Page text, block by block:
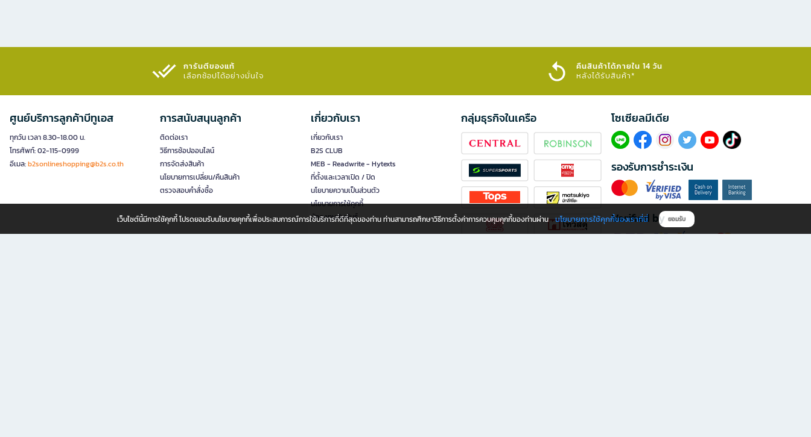
การันตีของแท้
เลือกช้อปได้อย่างมั่นใจ​
คืนสินค้าได้ภายใน 14 วัน
หลังได้รับสินค้า*
ศูนย์บริการลูกค้าบีทูเอส
ทุกวัน เวลา 8.30-18.00 น.
โทรศัพท์: 02-115-0999
อีเมล:b2sonlineshopping@b2s.co.th
การสนับสนุนลูกค้า
ติดต่อเรา
วิธีการช้อปออนไลน์
การจัดส่งสินค้า
นโยบายการเปลี่ยน/คืนสินค้า
ตรวจสอบคำสั่งซื้อ
เกี่ยวกับเรา
เกี่ยวกับเรา
B2S CLUB
MEB - Readwrite - Hytexts
ที่ตั้งและเวลาเปิด / ปิด
นโยบายความเป็นส่วนตัว
นโยบายการใช้คุกกี้
นักลงทุนสัมพันธ์
กลุ่มธุรกิจในเครือ โซเซียลมีเดีย​
รองรับการชำระเงิน
Verified by
เว็บไซต์นี้มีการใช้คุกกี้ โปรดยอมรับนโยบายคุกกี้เพื่อประสบการณ์การใช้บริการที่ดีที่สุดของท่าน ท่านสามารถศึกษาวิธีการตั้งค่าการควบคุมคุกกี้ของท่านผ่าน นโยบายการใช้คุกกี้ของเราที่นี่ ยอมรับ